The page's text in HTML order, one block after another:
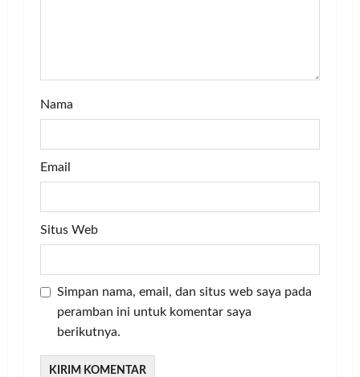
Nama
Email
Situs Web
Simpan nama, email, dan situs web saya pada
peramban ini untuk komentar saya
berikutnya.